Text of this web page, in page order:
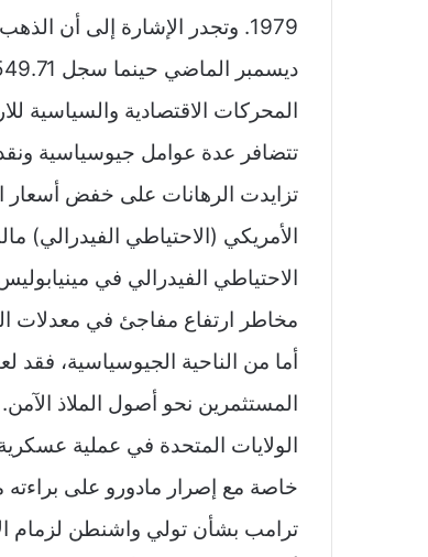
1979. وتجدر الإشارة إلى أن
ديسمبر الماضي حينما سجل 4549.71 دولار للأوقية.
المحركات الاقتصادية والسياسية
تتضافر عدة عوامل جيوسياسية
تزايدت الرهانات على خفض أسعار
الأمريكي (الاحتياطي الفيدرالي)
الاحتياطي الفيدرالي في
مخاطر ارتفاع مفاجئ في معدلات
أما من الناحية الجيوسياسية، فقد
المستثمرين نحو أصول الملاذ
الولايات المتحدة في عملية
خاصة مع إصرار مادورو على براءته
ترامب بشأن تولي واشنطن لزمام